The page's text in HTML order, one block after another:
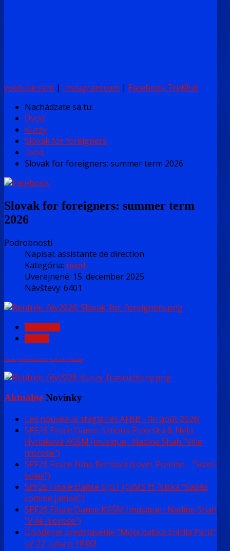
youtube.com | instagram.com | Facebook TreKlub
Nachádzate sa tu:
Úvod
Kurzy
Slovak for foreigners
úvod
Slovak for foreigners: summer term 2026
Slovak for foreigners: summer term
2026
Podrobnosti
Napísal: assistante de direction
Kategória: úvod
Uverejnené: 15. december 2025
Návštevy: 6401
FaLang translation system by Faboba
Aktuálne Novinky
Les nouveaux stagiaires AFBB - fin août 2026!
SPF26 Finale Danse Simona Pajerská & Nela
Hyriaková KGŠM (musique : Nadine Shah "Ville
morose")
SPF26 Finale Nina Bontová (cover Pomme - "Soleil
soleil")
SPF26 Finale Danse GJGT (GIMS ft. Niska "Sapés
comme jamais")
SPF26 Finale Danse KGŠM (musique : Nadine Shah
"Ville morose")
Divadelné predstavenie "Moja babka zničila Pariž"
už 22. júna o 18:00!